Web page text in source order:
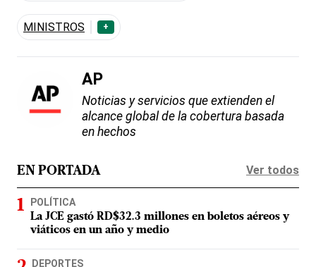
MINISTROS +
AP
Noticias y servicios que extienden el
alcance global de la cobertura basada
en hechos
EN PORTADA Ver todos
POLÍTICA
La JCE gastó RD$32.3 millones en boletos aéreos y
viáticos en un año y medio
DEPORTES